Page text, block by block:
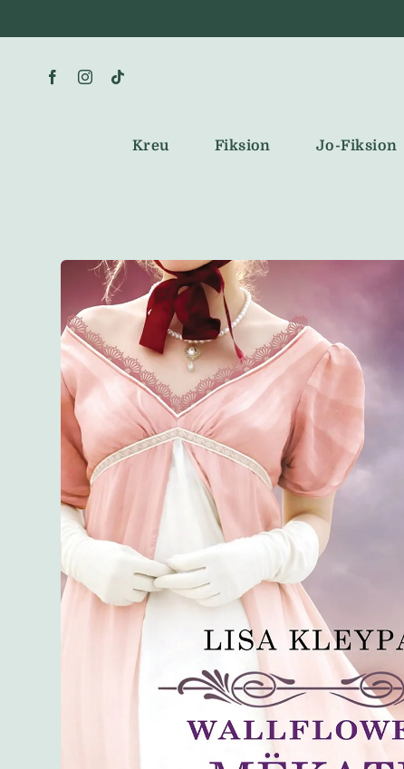
to
content
Kreu Fiksion Jo-Fiksion